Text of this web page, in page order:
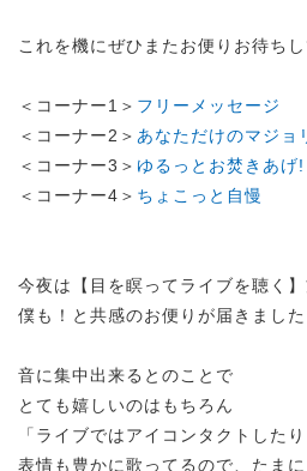
これを機にぜひまたお便りお待ち
＜コーナー1＞ フリーメッセージ
＜コーナー2＞ あなただけのマジョ
＜コーナー3＞ ゆるっとお焚きあげ!
＜コーナー4＞ ちょこっと自慢
今夜は【目を瞑ってライブを聴く】
僕も！と共感のお便りが届きました
音に集中出来るとのことで
とても嬉しいのはもちろん
「ライブではアイコンタクトしたり
表情も豊かに歌ってるので、たま